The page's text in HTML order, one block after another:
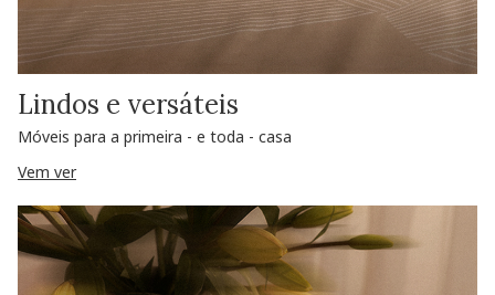
Lindos e versáteis
Móveis para a primeira - e toda - casa
Vem ver